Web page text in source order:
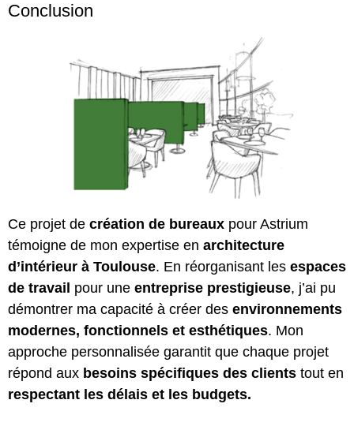
Conclusion
Ce projet de création de bureaux pour Astrium
témoigne de mon expertise en architecture
d’intérieur à Toulouse. En réorganisant les espaces
de travail pour une entreprise prestigieuse, j’ai pu
démontrer ma capacité à créer des environnements
modernes, fonctionnels et esthétiques. Mon
approche personnalisée garantit que chaque projet
répond aux besoins spécifiques des clients tout en
respectant les délais et les budgets.